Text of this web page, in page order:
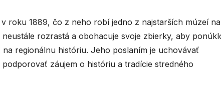
roku 1889, čo z neho robí jedno z najstarších múzeí na
rozrastá a obohacuje svoje zbierky, aby
regionálnu históriu. Jeho poslaním je uchovávať
záujem o históriu a tradície stredného